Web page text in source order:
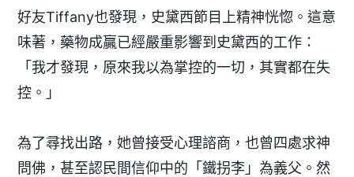
好友Tiffany也發現，史黛西節目上精神恍惚。這意
味著，藥物成贏已經嚴重影響到史黛西的工作：
「我才發現，原來我以為掌控的一切，其實都在失
控。」
為了尋找出路，她曾接受心理諮商，也曾四處求神
問佛，甚至認民間信仰中的「鐵拐李」為義父。然